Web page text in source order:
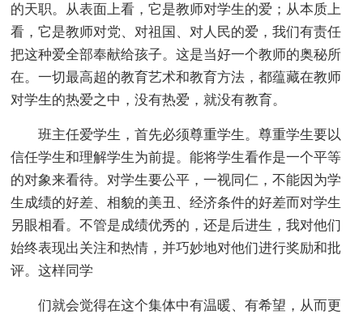
的天职。从表面上看，它是教师对学生的爱；从本质上
看，它是教师对党、对祖国、对人民的爱，我们有责任
把这种爱全部奉献给孩子。这是当好一个教师的奥秘所
在。一切最高超的教育艺术和教育方法，都蕴藏在教师
对学生的热爱之中，没有热爱，就没有教育。
班主任爱学生，首先必须尊重学生。尊重学生要以
信任学生和理解学生为前提。能将学生看作是一个平等
的对象来看待。对学生要公平，一视同仁，不能因为学
生成绩的好差、相貌的美丑、经济条件的好差而对学生
另眼相看。不管是成绩优秀的，还是后进生，我对他们
始终表现出关注和热情，并巧妙地对他们进行奖励和批
评。这样同学
们就会觉得在这个集体中有温暖、有希望，从而更